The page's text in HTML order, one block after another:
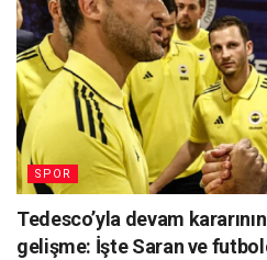
SPOR
Tedesco’yla devam
gelişme: İşte Saran ve